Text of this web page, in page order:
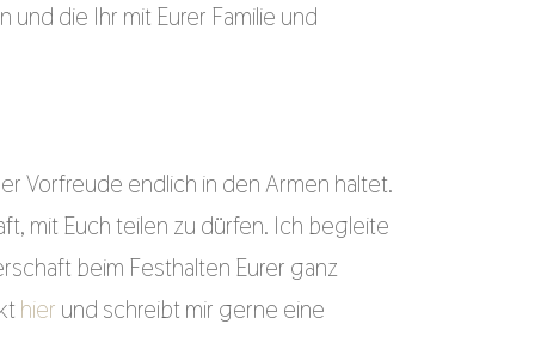
die Ihr mit Eurer Familie und
Vorfreude endlich in den Armen haltet.
mit Euch teilen zu dürfen. Ich begleite
beim Festhalten Eurer ganz
hier und schreibt mir gerne eine